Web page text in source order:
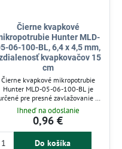
Čierne kvapkové
Hunter MLD-
06-100-BL, 6,4 x 4,5 mm,
kvapkovačov 15
cm
Čierne kvapkové mikropotrubie
Hunter MLD-05-06-100-BL je
pre presné zavlažovanie s
rozostupom kvapkovačov 15 cm.
Kompaktné rozmery 6,4 x 4,5 mm
umožňujú efektívne zvlhčovanie
malých záhonov či vyvýšených
kvetináčov. Ideálne pre záhradnú
Ihneď na odoslanie
0,96 €
Do košíka